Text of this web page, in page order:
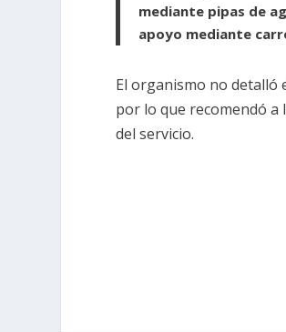
mediante pipas de
apoyo mediante
El organismo no detalló
por lo que recomendó
del servicio.